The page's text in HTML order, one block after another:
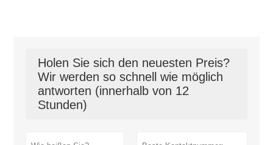
Holen Sie sich den neuesten Preis?
Wir werden so schnell wie möglich
antworten (innerhalb von 12
Stunden)